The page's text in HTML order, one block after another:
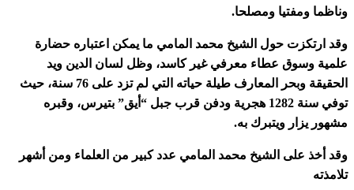
وناظما ومفتيا ومصلحا.
وقد ارتكزت حول الشيخ محمد المامي ما يمكن اعتباره حضارة
علمية وسوق عطاء معرفي غير كاسد، وظل لسان الدين ويد
الحقيقة وبحر المعارف طيلة حياته التي لم تزد على 76 سنة، حيث
توفي سنة 1282 هجرية ودفن قرب جبل “أيق” بتيرس، وقبره
مشهور يزار ويتبرك به.
وقد أخذ على الشيخ محمد المامي عدد كبير من العلماء ومن أشهر
تلامذته